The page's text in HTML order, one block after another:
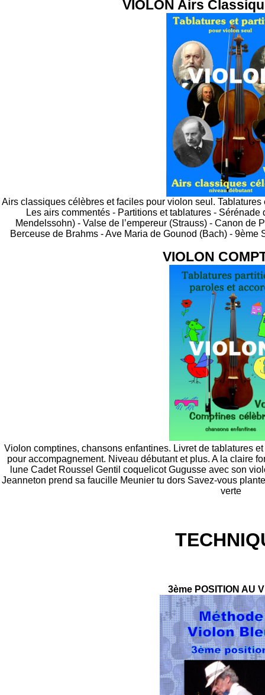
VIOLON Airs
Airs classiques célèbres et faciles pour violon seul.
Les airs commentés - Partitions et tablatures -
Mendelssohn) - Valse de l’empereur (Strauss) - Canon de
Berceuse de Brahms - Ave Maria de Gounod (Bach) -
VIOLON
Violon comptines, chansons enfantines. Livret de tablatures
pour accompagnement. Niveau débutant et plus. A la claire
lune Cadet Roussel Gentil coquelicot Gugusse avec son
Jeanneton prend sa faucille Meunier tu dors Savez-vous
verte
3ème POSITION AU